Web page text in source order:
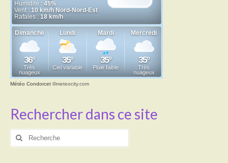
Météo Condorcet ©meteocity.com
Rechercher dans ce site
Rechercher